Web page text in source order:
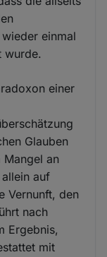
einmal
wurde.
einer
Glauben
an
auf
Vernunft, den
nach
Ergebnis,
mit